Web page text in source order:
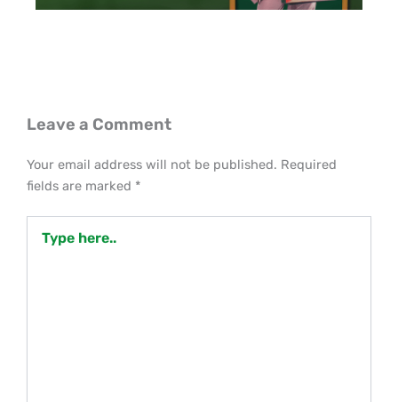
Leave a Comment
Your email address will not be published. Required
fields are marked *
here..